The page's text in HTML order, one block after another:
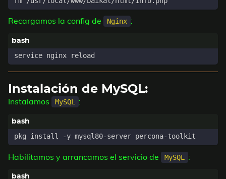
Recargamos la config de Nginx :
Instalación de MySQL:
Instalamos MySQL :
Habilitamos y arrancamos el servicio de MySQL :